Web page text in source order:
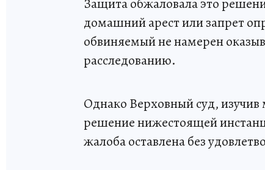
домашний арест или запрет
обвиняемый не намерен
расследованию.
Однако Верховный суд,
решение нижестоящей
жалоба оставлена без